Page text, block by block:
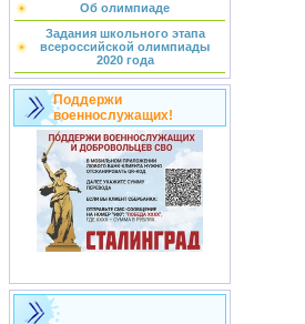
Об олимпиаде
Задания школьного этапа
всероссийской олимпиады
2020 года
Поддержи
военнослужащих!